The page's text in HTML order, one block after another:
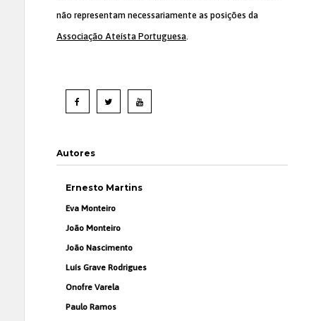
não representam necessariamente as posições da
Associação Ateísta Portuguesa.
Autores
Ernesto Martins
Eva Monteiro
João Monteiro
João Nascimento
Luís Grave Rodrigues
Onofre Varela
Paulo Ramos